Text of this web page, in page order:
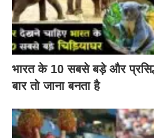
भारत के 10 सबसे बड़े और
बार तो जाना बनता है